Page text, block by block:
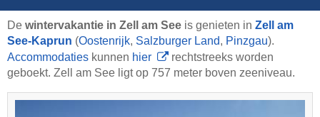
De wintervakantie in Zell am See is genieten in Zell am
See-Kaprun (Oostenrijk, Salzburger Land, Pinzgau).
Accommodaties kunnen hier
rechtstreeks worden
geboekt. Zell am See ligt op 757 meter boven zeeniveau.